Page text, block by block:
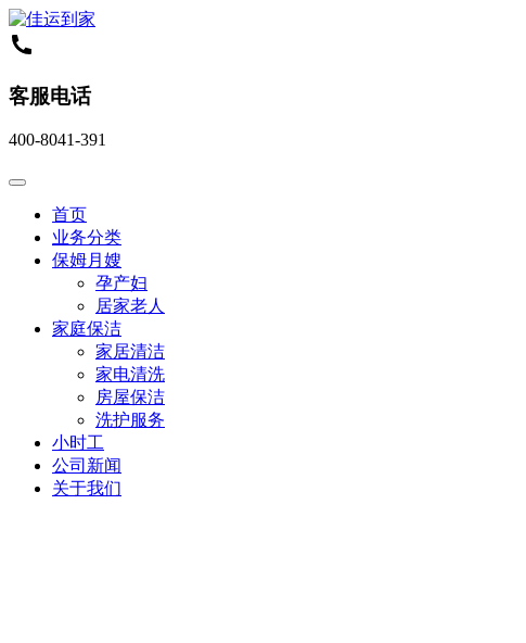
客服电话
400-8041-391
首页
业务分类
保姆月嫂
孕产妇
居家老人
家庭保洁
家居清洁
家电清洗
房屋保洁
洗护服务
小时工
公司新闻
关于我们